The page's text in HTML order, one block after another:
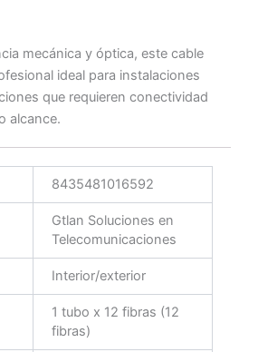
mecánica y óptica, este cable
ideal para instalaciones
que requieren conectividad
alcance.
8435481016592
Gtlan Soluciones en
Telecomunicaciones
Interior/exterior
1 tubo x 12 fibras (12
fibras)